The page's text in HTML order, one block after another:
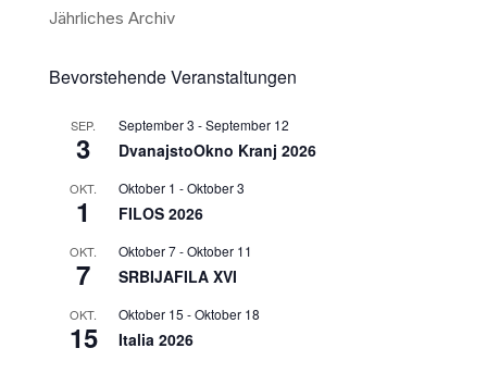
Jährliches Archiv
Bevorstehende Veranstaltungen
SEP.
3
September 3 -September 12
DvanajstoOkno Kranj 2026
OKT.
1
Oktober 1 -Oktober 3
FILOS 2026
OKT.
7
Oktober 7-Oktober 11
SRBIJAFILA XVI
OKT.
15
Oktober 15 -Oktober 18
Italia 2026